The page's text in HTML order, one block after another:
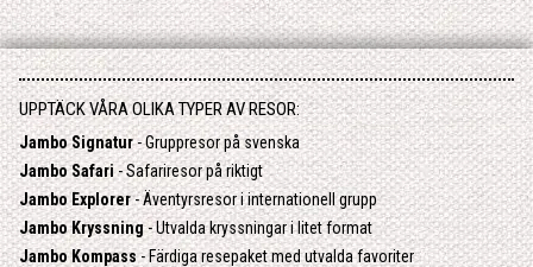
UPPTÄCK VÅRA OLIKA TYPER AV RESOR:
Jambo Signatur- Gruppresor på svenska
Jambo Safari- Safariresor på riktigt
Jambo Explorer- Äventyrsresor i internationell grupp
Jambo Kryssning- Utvalda kryssningar i litet format
Jambo Kompass- Färdiga resepaket med utvalda favoriter